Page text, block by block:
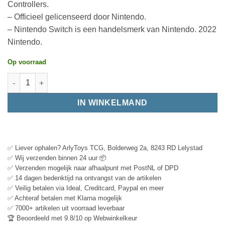
Controllers.
– Officieel gelicenseerd door Nintendo.
– Nintendo Switch is een handelsmerk van Nintendo. 2022
Nintendo.
Op voorraad
IN WINKELMAND
✅ Liever ophalen? ArlyToys TCG, Bolderweg 2a, 8243 RD Lelystad
✅ Wij verzenden binnen 24 uur 📦
✅ Verzenden mogelijk naar afhaalpunt met PostNL of DPD
✅ 14 dagen bedenktijd na ontvangst van de artikelen
✅ Veilig betalen via Ideal, Creditcard, Paypal en meer
✅ Achteraf betalen met Klarna mogelijk
✅ 7000+ artikelen uit voorraad leverbaar
🏆 Beoordeeld met 9.8/10 op Webwinkelkeur